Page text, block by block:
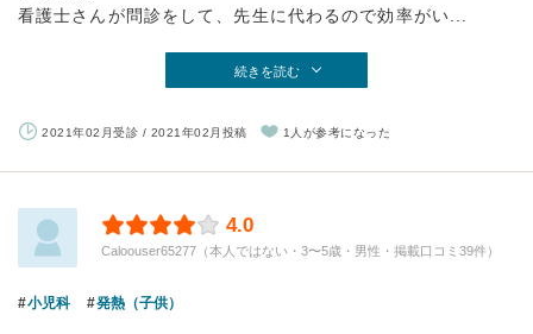
看護士さんが問診をして、先生に代わるので効率がい...
続きを読む
2021年02月受診 / 2021年02月投稿 1人が参考になった
4.0
Caloouser65277（本人ではない・3〜5歳・男性・掲載口コミ39件）
小児科 発熱（子供）